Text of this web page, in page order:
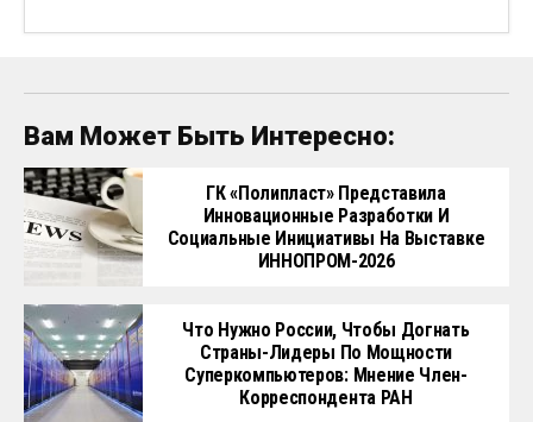
Вам Может Быть Интересно:
ГК «Полипласт» Представила
Инновационные Разработки И
Социальные Инициативы На Выставке
ИННОПРОМ-2026
Что Нужно России, Чтобы Догнать
Страны-Лидеры По Мощности
Суперкомпьютеров: Мнение Член-
Корреспондента РАН